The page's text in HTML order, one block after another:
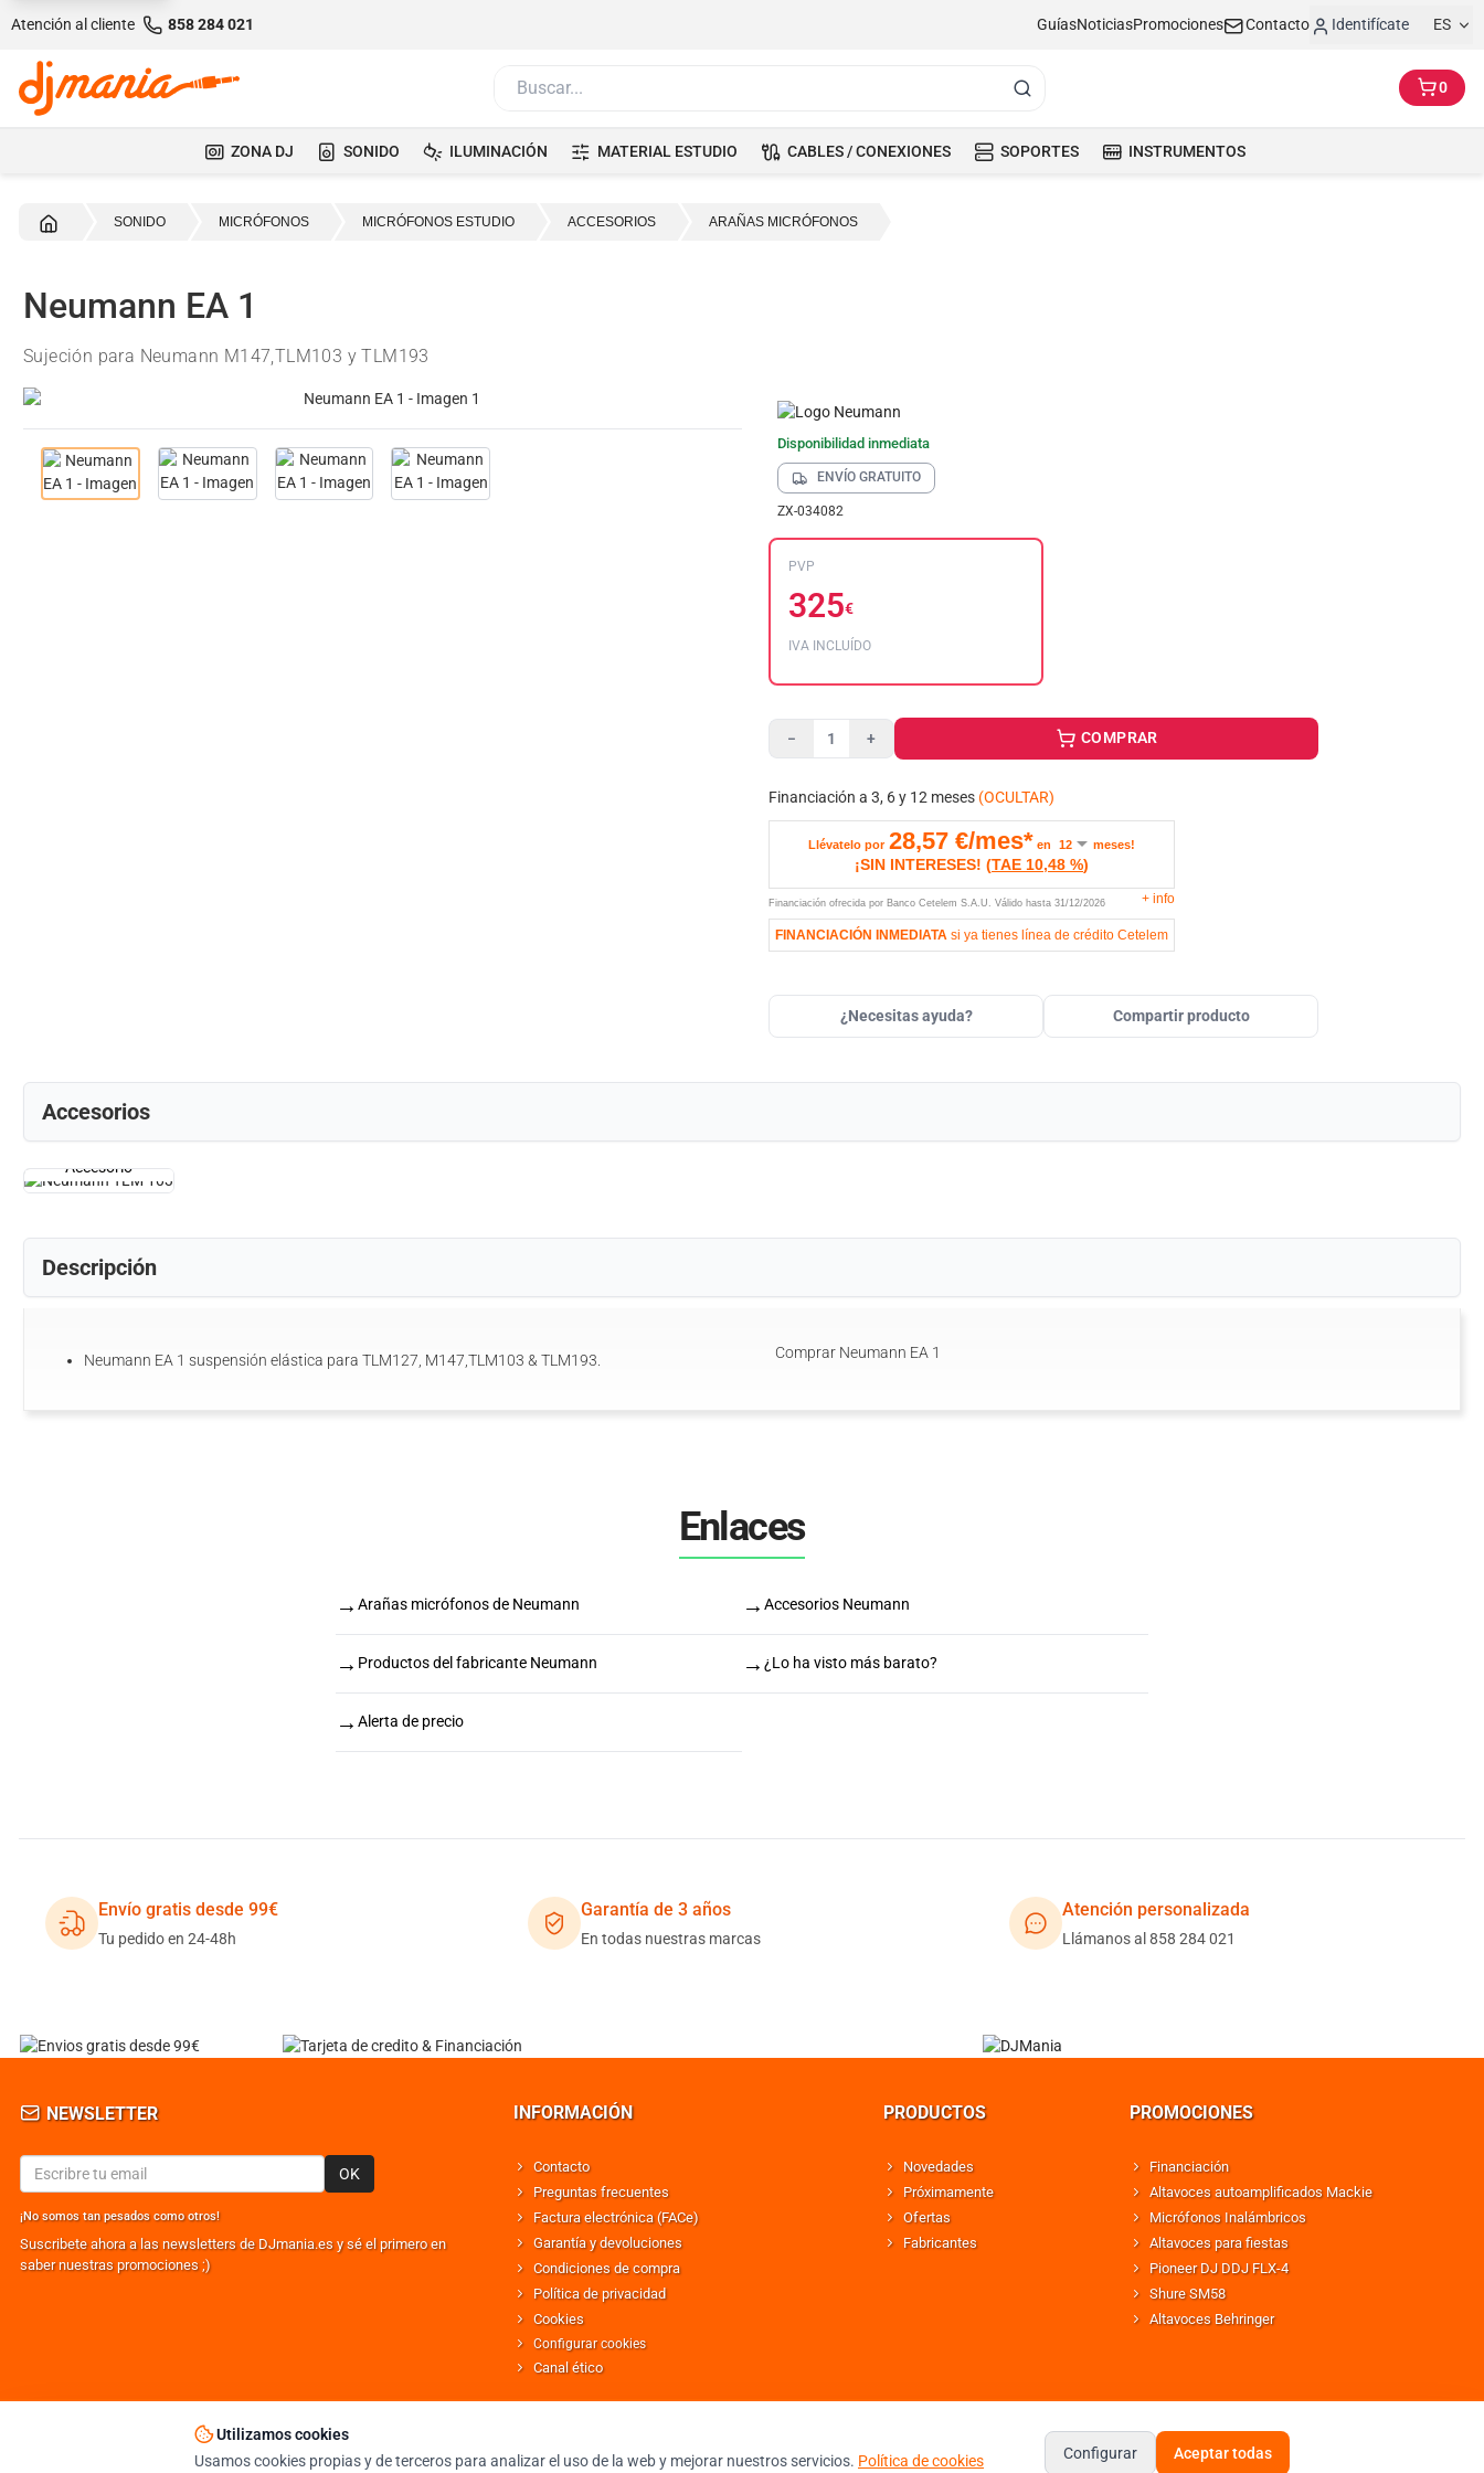
Atención al cliente 858 284 021 GuíasNoticiasPromociones Contacto Identifícate ES
0
ZONA DJ SONIDO ILUMINACIÓN MATERIAL ESTUDIO CABLES / CONEXIONES SOPORTES INSTRUMENTOS
SONIDO MICRÓFONOS MICRÓFONOS ESTUDIO ACCESORIOS ARAÑAS MICRÓFONOS
Neumann EA 1
Sujeción para Neumann M147,TLM103 y TLM193
Disponibilidad inmediata
ENVÍO GRATUITO
ZX-034082
PVP
325€
IVA INCLUÍDO
− + COMPRAR
Financiación a 3, 6 y 12 meses (OCULTAR)
Llévatelo por 28,57 €/mes* en meses!
¡SIN INTERESES! (TAE 10,48 %)
Financiación ofrecida por Banco Cetelem S.A.U. Válido hasta 31/12/2026 + info
FINANCIACIÓN INMEDIATA si ya tienes línea de crédito Cetelem
¿Necesitas ayuda? Compartir producto
Accesorios
Accesorio
Descripción
Neumann EA 1 suspensión elástica para TLM127, M147,TLM103 & TLM193. Comprar Neumann EA 1
Enlaces
→ Arañas micrófonos de Neumann → Accesorios Neumann
→ Productos del fabricante Neumann → ¿Lo ha visto más barato?
→ Alerta de precio
Envío gratis desde 99€
Tu pedido en 24-48h
Garantía de 3 años
En todas nuestras marcas
Atención personalizada
Llámanos al 858 284 021
NEWSLETTER
OK
¡No somos tan pesados como otros!
Suscribete ahora a las newsletters de DJmania.es y sé el primero en
saber nuestras promociones ;)
INFORMACIÓN
Contacto
Preguntas frecuentes
Factura electrónica (FACe)
Garantía y devoluciones
Condiciones de compra
Política de privacidad
Cookies
Configurar cookies
Canal ético
PRODUCTOS
Novedades
Próximamente
Ofertas
Fabricantes
PROMOCIONES
Financiación
Altavoces autoamplificados Mackie
Micrófonos Inalámbricos
Altavoces para fiestas
Pioneer DJ DDJ FLX-4
Shure SM58
Altavoces Behringer
© DJMANIA 2000-2026 TODOS LOS DERECHOS RESERVADOS
TIENDA DJ ESPECIALISTA EN SONIDO E ILUMINACIÓN PROFESIONAL
Utilizamos cookies
Usamos cookies propias y de terceros para analizar el uso de la web y mejorar nuestros servicios. Política de cookies Configurar Aceptar todas